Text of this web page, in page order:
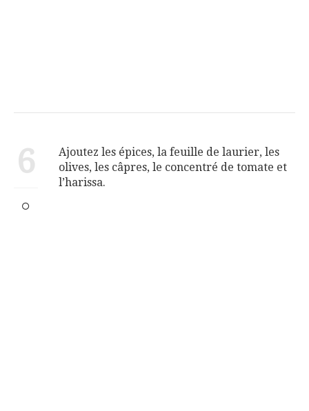
6
Ajoutez les épices, la feuille de laurier, les
olives, les câpres, le concentré de tomate et
l’harissa.